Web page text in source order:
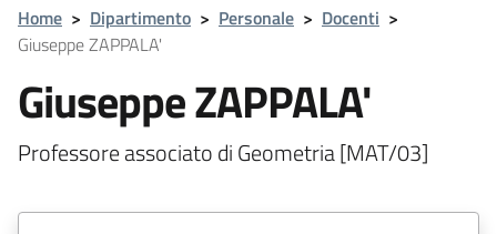
Home > Dipartimento > Personale > Docenti >
Giuseppe ZAPPALA'
Giuseppe ZAPPALA'
Professore associato di Geometria [MAT/03]